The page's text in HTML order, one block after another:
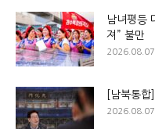
남녀평등
져” 불만
2026.08.07
[남북통
2026.08.07